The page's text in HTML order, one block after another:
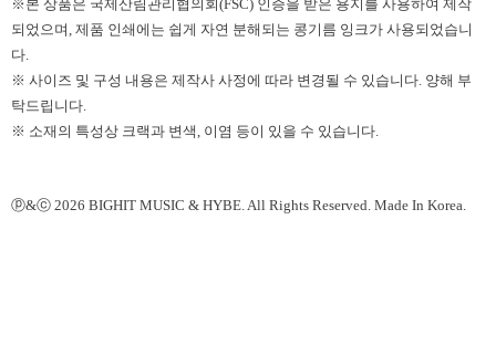
※본 상품은 국제산림관리협의회(FSC) 인증을 받은 용지를 사용하여 제작
되었으며, 제품 인쇄에는 쉽게 자연 분해되는 콩기름 잉크가 사용되었습니
다.
※ 사이즈 및 구성 내용은 제작사 사정에 따라 변경될 수 있습니다. 양해 부
탁드립니다.
※ 소재의 특성상 크랙과 변색, 이염 등이 있을 수 있습니다.
ⓟ&ⓒ 2026 BIGHIT MUSIC & HYBE. All Rights Reserved. Made In Korea.